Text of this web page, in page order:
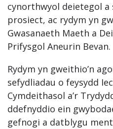
cynorthwyol deietegol
prosiect, ac rydym yn
Gwasanaeth Maeth a
Prifysgol Aneurin Bevan.
Rydym yn gweithio’n
sefydliadau o feysydd
Cymdeithasol a’r
ddefnyddio ein
gefnogi a datblygu